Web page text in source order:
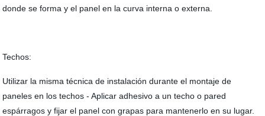
donde se forma y el panel en la curva interna o externa.
Techos:
Utilizar la misma técnica de instalación durante el montaje de
paneles en los techos - Aplicar adhesivo a un techo o pared
espárragos y fijar el panel con grapas para mantenerlo en su lugar.